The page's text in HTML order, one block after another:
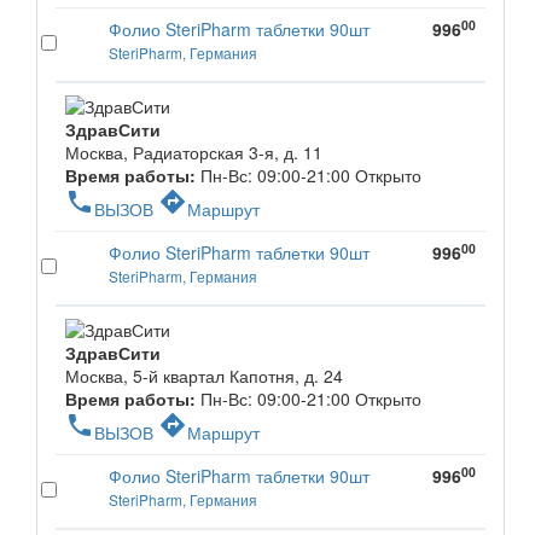
Фолио SteriPharm таблетки 90шт
SteriPharm, Германия
99600
ЗдравСити
Москва, Радиаторская 3-я, д. 11
Время работы: Пн-Вс: 09:00-21:00 Открыто
phone ВЫЗОВ directionsМаршрут
Фолио SteriPharm таблетки 90шт
SteriPharm, Германия
99600
ЗдравСити
Москва, 5-й квартал Капотня, д. 24
Время работы: Пн-Вс: 09:00-21:00 Открыто
phone ВЫЗОВ directionsМаршрут
Фолио SteriPharm таблетки 90шт
SteriPharm, Германия
99600